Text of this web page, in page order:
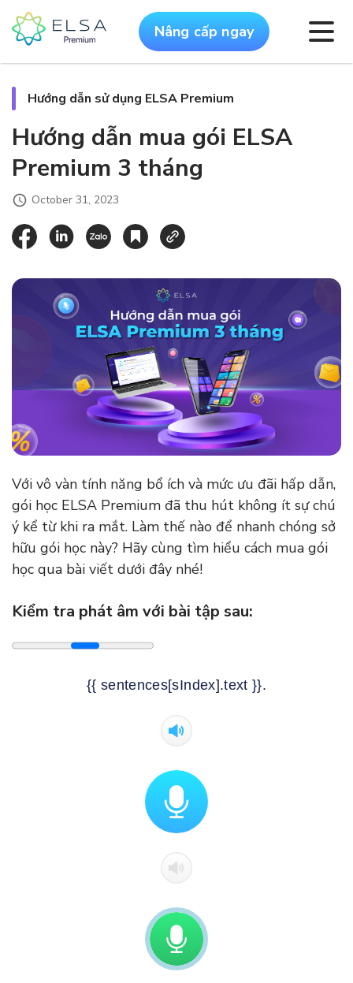
Nâng cấp ngay
Hướng dẫn sử dụng ELSA Premium
Hướng dẫn mua gói ELSA
Premium 3 tháng
October 31, 2023
Với vô vàn tính năng bổ ích và mức ưu đãi hấp dẫn,
gói học ELSA Premium đã thu hút không ít sự chú
ý kể từ khi ra mắt. Làm thế nào để nhanh chóng sở
hữu gói học này? Hãy cùng tìm hiểu cách mua gói
học qua bài viết dưới đây nhé!
Kiểm tra phát âm với bài tập sau:
{{ sentences[sIndex].text }}.